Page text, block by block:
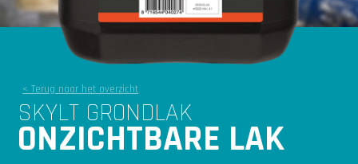
< Terug naar het overzicht
SKYLT GRONDLAK
ONZICHTBARE LAK